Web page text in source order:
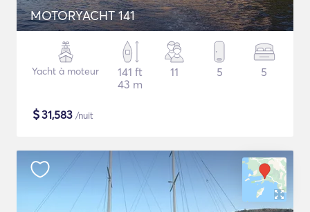
MOTORYACHT 141
Yacht à moteur
141 ft
43 m
11 5 5
$31,583 /nuit